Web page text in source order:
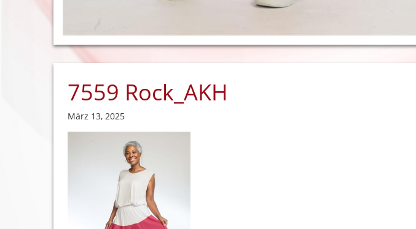
7559 Rock_AKH
März 13, 2025